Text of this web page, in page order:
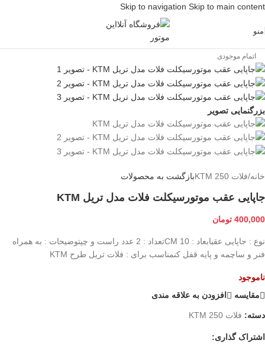
Skip to navigation Skip to main content
منو
اتمام موجودی
بزرگنمایی تصویر
خانه/فلات 250 KTM بازگشت به محصولات
جاپایی عقب موتورسیکلت فلات مدل تریل KTM
400,000 تومان
نوع : جاپایی عقبابعاد : 10 CMتعداد : 2 عدد راست و چپتوضیحات : به همراه
فنر و ساچمه و پایه قفل کنمناسب برای : فلات تریل طرح KTM
ناموجود
مقایسه
افزودن به علاقه مندی
دسته: فلات 250 KTM
اشتراک گذاری: